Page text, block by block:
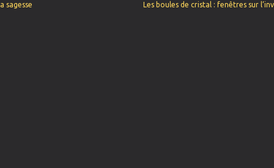
sagesse Les boules de cristal : fenêtres sur